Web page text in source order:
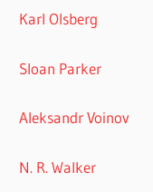
Karl Olsberg
Sloan Parker
Aleksandr Voinov
N. R. Walker